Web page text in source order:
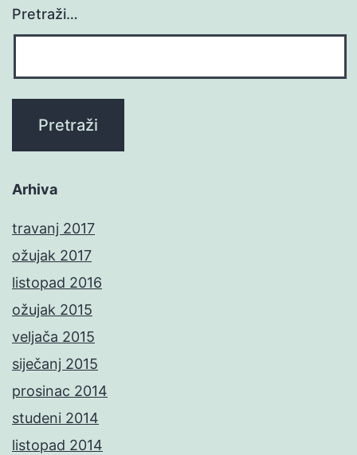
Pretraži…
Arhiva
travanj 2017
ožujak 2017
listopad 2016
ožujak 2015
veljača 2015
siječanj 2015
prosinac 2014
studeni 2014
listopad 2014